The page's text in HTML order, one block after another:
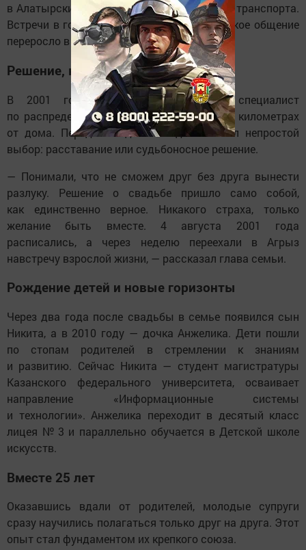
в Алатырский техникум железнодорожного транспорта.
Встречи в городе продолжились, и дружеское общение
переросло в искреннюю любовь.
Решение, которое изменило всё
В 2001 году Андрей как молодой специалист
по распределению попал в Агрыз — в 650 километрах
от дома. Перед молодыми людьми встал непростой
выбор: расставание или судьбоносное решение.
— Понимали, что не сможем друг без друга вынести
разлуку. Решение о свадьбе пришло само собой,
как единственно верное. Никакого страха, только
желание быть вместе. 4 августа 2001 года
расписались, а через неделю переехали в Агрыз
навстречу взрослой жизни, — рассказал глава семьи.
Рождение детей и новые горизонты
Через два года после свадьбы в семье появился сын
Никита, а в 2010 году — дочка Анжелика. Дети пошли
по стопам родителей в стремлении к знаниям
и развитию. Сейчас Никита — студент магистратуры
Казанского федерального университета, осваивает
направление «Информационные системы
и технологии». Анжелика переходит в десятый класс
лицея № 3 и параллельно обучается в Детской школе
искусств.
Вместе 25 лет
Оказавшись вдали от родителей, молодые супруги
сразу научились полагаться только друг на друга. Этот
опыт стал фундаментом их крепкого союза.